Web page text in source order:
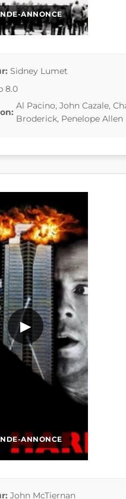
ANNONCE
Sidney Lumet
8.0
Al Pacino, John Cazale,
Broderick, Penelope Allen
ANNONCE
▶
John McTiernan